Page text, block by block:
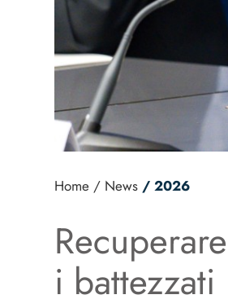
Home / News / 2026
i battezzati